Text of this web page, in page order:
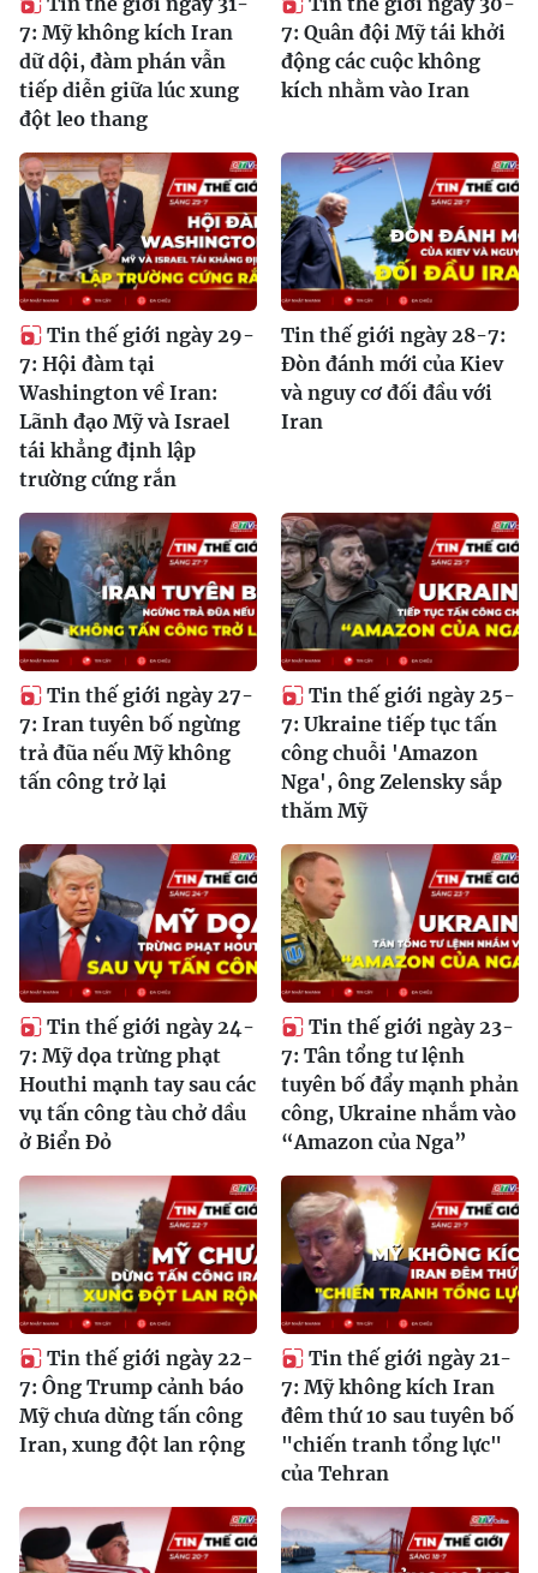
7: Mỹ không kích Iran
dữ dội, đàm phán vẫn
tiếp diễn giữa lúc xung
đột leo thang
7: Quân đội Mỹ tái khởi
động các cuộc không
kích nhằm vào Iran
Tin thế giới ngày 29-
7: Hội đàm tại
Washington về Iran:
Lãnh đạo Mỹ và Israel
tái khẳng định lập
trường cứng rắn
Tin thế giới ngày 28-7:
Đòn đánh mới của Kiev
và nguy cơ đối đầu với
Iran
Tin thế giới ngày 27-
7: Iran tuyên bố ngừng
trả đũa nếu Mỹ không
tấn công trở lại
Tin thế giới ngày 25-
7: Ukraine tiếp tục tấn
công chuỗi 'Amazon
Nga', ông Zelensky sắp
thăm Mỹ
Tin thế giới ngày 24-
7: Mỹ dọa trừng phạt
Houthi mạnh tay sau các
vụ tấn công tàu chở dầu
ở Biển Đỏ
Tin thế giới ngày 23-
7: Tân tổng tư lệnh
tuyên bố đẩy mạnh phản
công, Ukraine nhắm vào
“Amazon của Nga”
Tin thế giới ngày 22-
7: Ông Trump cảnh báo
Mỹ chưa dừng tấn công
Iran, xung đột lan rộng
Tin thế giới ngày 21-
7: Mỹ không kích Iran
đêm thứ 10 sau tuyên bố
"chiến tranh tổng lực"
của Tehran